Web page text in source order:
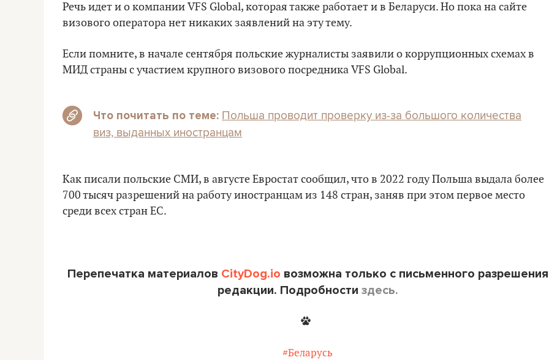
Речь идет и о компании VFS Global, которая также работает и в Беларуси. Но пока на сайте
визового оператора нет никаких заявлений на эту тему.
Если помните, в начале сентября польские журналисты заявили о коррупционных схемах в
МИД страны с участием крупного визового посредника VFS Global.
Что почитать по теме: Польша проводит проверку из-за большого количества
виз, выданных иностранцам
Как писали польские СМИ, в августе Евростат сообщил, что в 2022 году Польша выдала более
700 тысяч разрешений на работу иностранцам из 148 стран, заняв при этом первое место
среди всех стран ЕС.
Перепечатка материалов CityDog.io возможна только с письменного разрешения
редакции. Подробности здесь.
#Беларусь